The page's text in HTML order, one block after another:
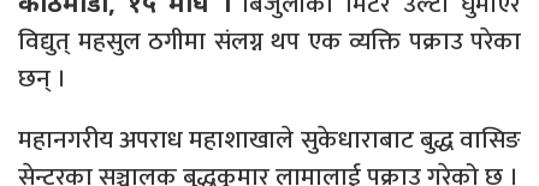
विद्युत् महसुल ठगीमा संलग्न थप एक व्यक्ति पक्राउ परेका
छन् ।
महानगरीय अपराध महाशाखाले सुकेधाराबाट बुद्ध वासिङ
सेन्टरका सञ्चालक बुद्धकुमार लामालाई पक्राउ गरेको छ ।